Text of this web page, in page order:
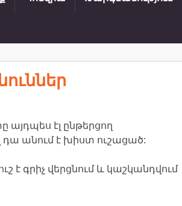
այդպես էլ ընթերցող
դա անում է խիստ ուշացած:
գրիչ վերցնում և կաշկանդվում